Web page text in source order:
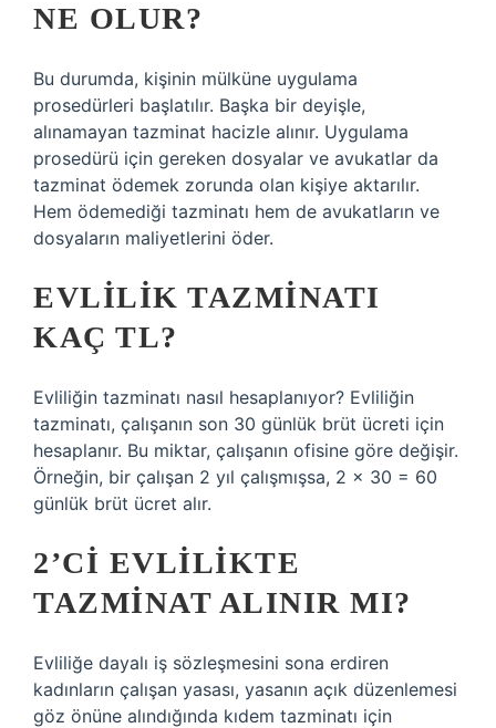
NE OLUR?
Bu durumda, kişinin mülküne uygulama
prosedürleri başlatılır. Başka bir deyişle,
alınamayan tazminat hacizle alınır. Uygulama
prosedürü için gereken dosyalar ve avukatlar da
tazminat ödemek zorunda olan kişiye aktarılır.
Hem ödemediği tazminatı hem de avukatların ve
dosyaların maliyetlerini öder.
EVLILIK TAZMINATI
KAÇ TL?
Evliliğin tazminatı nasıl hesaplanıyor? Evliliğin
tazminatı, çalışanın son 30 günlük brüt ücreti için
hesaplanır. Bu miktar, çalışanın ofisine göre değişir.
Örneğin, bir çalışan 2 yıl çalışmışsa, 2 x 30 = 60
günlük brüt ücret alır.
2’CI EVLILIKTE
TAZMINAT ALINIR MI?
Evliliğe dayalı iş sözleşmesini sona erdiren
kadınların çalışan yasası, yasanın açık düzenlemesi
göz önüne alındığında kıdem tazminatı için